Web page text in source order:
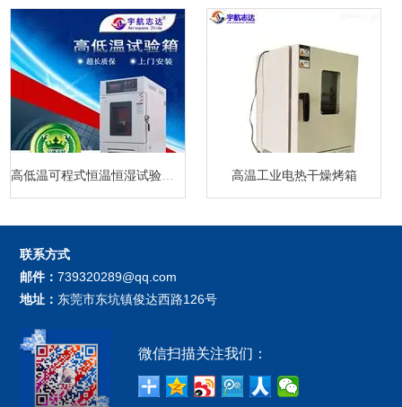
高温工业电热干燥烤箱
联系方式
邮件：739320289@qq.com
地址： 东莞市东坑镇俊达西路126号
微信扫描关注我们：